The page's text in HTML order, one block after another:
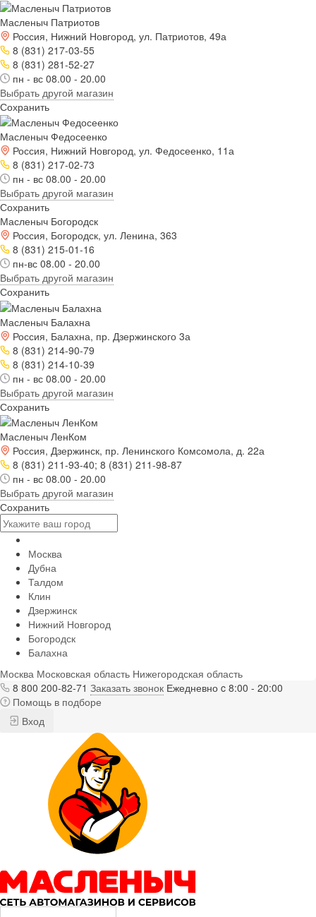
Масленыч Патриотов
Россия, Нижний Новгород, ул. Патриотов, 49а
8 (831) 217-03-55
8 (831) 281-52-27
пн - вс 08.00 - 20.00
Выбрать другой магазин
Сохранить
Масленыч Федосеенко
Россия, Нижний Новгород, ул. Федосеенко, 11а
8 (831) 217-02-73
пн - вс 08.00 - 20.00
Выбрать другой магазин
Сохранить
Масленыч Богородск
Россия, Богородск, ул. Ленина, 363
8 (831) 215-01-16
пн-вс 08.00 - 20.00
Выбрать другой магазин
Сохранить
Масленыч Балахна
Россия, Балахна, пр. Дзержинского 3а
8 (831) 214-90-79
8 (831) 214-10-39
пн - вс 08.00 - 20.00
Выбрать другой магазин
Сохранить
Масленыч ЛенКом
Россия, Дзержинск, пр. Ленинского Комсомола, д. 22а
8 (831) 211-93-40; 8 (831) 211-98-87
пн - вс 08.00 - 20.00
Выбрать другой магазин
Сохранить
Москва
Дубна
Талдом
Клин
Дзержинск
Нижний Новгород
Богородск
Балахна
Москва Московская область Нижегородская область
8 800 200-82-71 Заказать звонок Ежедневно c 8:00 - 20:00
Помощь в подборе
Вход